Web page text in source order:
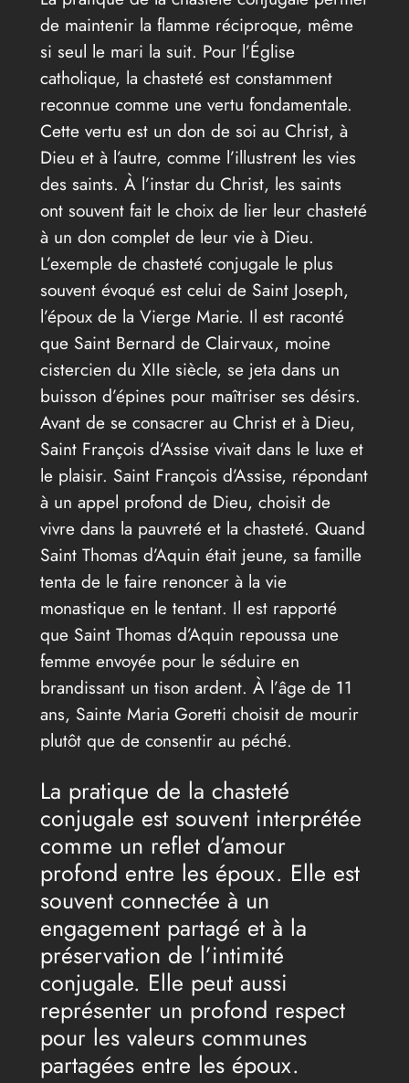
de maintenir la flamme réciproque, même
si seul le mari la suit. Pour l’Église
catholique, la chasteté est constamment
reconnue comme une vertu fondamentale.
Cette vertu est un don de soi au Christ, à
Dieu et à l’autre, comme l’illustrent les vies
des saints. À l’instar du Christ, les saints
ont souvent fait le choix de lier leur chasteté
à un don complet de leur vie à Dieu.
L’exemple de chasteté conjugale le plus
souvent évoqué est celui de Saint Joseph,
l’époux de la Vierge Marie. Il est raconté
que Saint Bernard de Clairvaux, moine
cistercien du XIIe siècle, se jeta dans un
buisson d’épines pour maîtriser ses désirs.
Avant de se consacrer au Christ et à Dieu,
Saint François d’Assise vivait dans le luxe et
le plaisir. Saint François d’Assise, répondant
à un appel profond de Dieu, choisit de
vivre dans la pauvreté et la chasteté. Quand
Saint Thomas d’Aquin était jeune, sa famille
tenta de le faire renoncer à la vie
monastique en le tentant. Il est rapporté
que Saint Thomas d’Aquin repoussa une
femme envoyée pour le séduire en
brandissant un tison ardent. À l’âge de 11
ans, Sainte Maria Goretti choisit de mourir
plutôt que de consentir au péché.
La pratique de la chasteté
conjugale est souvent interprétée
comme un reflet d’amour
profond entre les époux. Elle est
souvent connectée à un
engagement partagé et à la
préservation de l’intimité
conjugale. Elle peut aussi
représenter un profond respect
pour les valeurs communes
partagées entre les époux.